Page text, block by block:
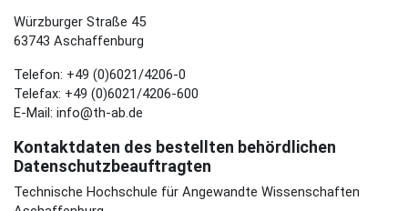
Würzburger Straße 45
63743 Aschaffenburg
Telefon: +49 (0)6021/4206-0
Telefax: +49 (0)6021/4206-600
E-Mail: info@th-ab.de
Kontaktdaten des bestellten behördlichen
Datenschutzbeauftragten
Technische Hochschule für Angewandte Wissenschaften